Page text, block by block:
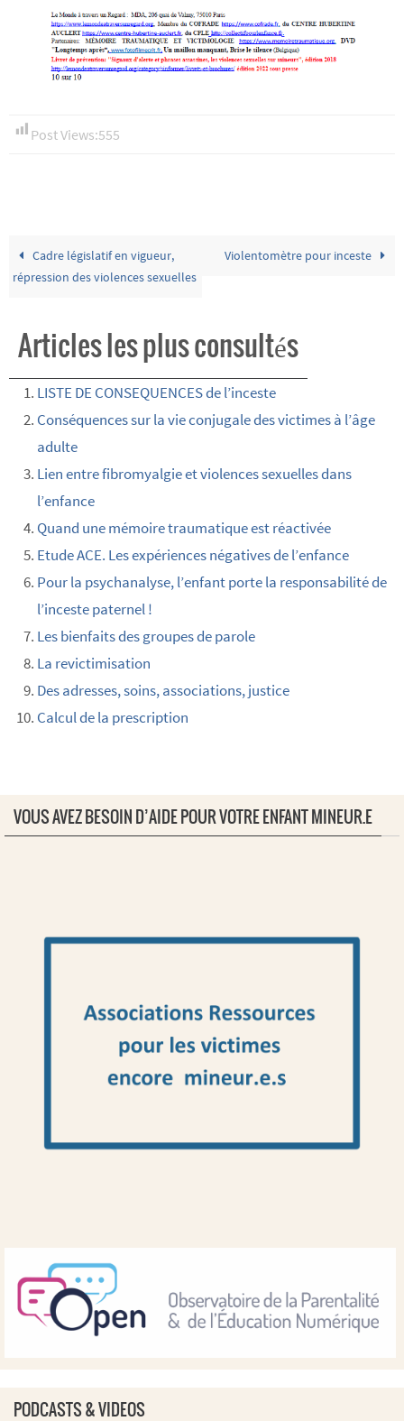
Post Views:555
Cadre législatif en vigueur,
répression des violences sexuelles
Violentomètre pour inceste
Articles les plus consultés
LISTE DE CONSEQUENCES de l’inceste
Conséquences sur la vie conjugale des victimes à l’âge
adulte
Lien entre fibromyalgie et violences sexuelles dans
l’enfance
Quand une mémoire traumatique est réactivée
Etude ACE. Les expériences négatives de l’enfance
Pour la psychanalyse, l’enfant porte la responsabilité de
l’inceste paternel !
Les bienfaits des groupes de parole
La revictimisation
Des adresses, soins, associations, justice
Calcul de la prescription
VOUS AVEZ BESOIN D’AIDE POUR VOTRE ENFANT MINEUR.E
PODCASTS & VIDEOS